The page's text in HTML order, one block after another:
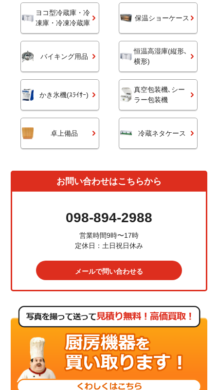
ヨコ型冷蔵庫・冷
凍庫・冷凍冷蔵庫
保温ショーケース
バイキング用品
恒温高湿庫(縦形､
横形)
かき氷機(ｽﾗｲｻｰ)
真空包装機､シー
ラー包装機
卓上備品 冷蔵ネタケース
お問い合わせはこちらから
098-894-2988
営業時間9時〜17時
定休日：土日祝日休み
メールで問い合わせる